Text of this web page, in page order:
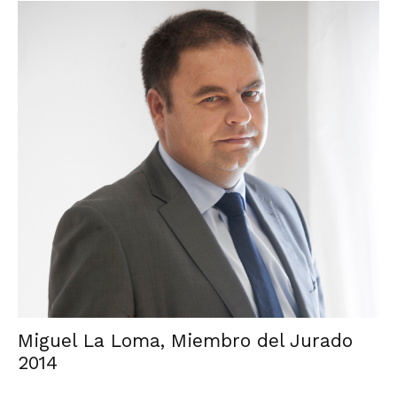
Miguel La Loma, Miembro del Jurado
2014